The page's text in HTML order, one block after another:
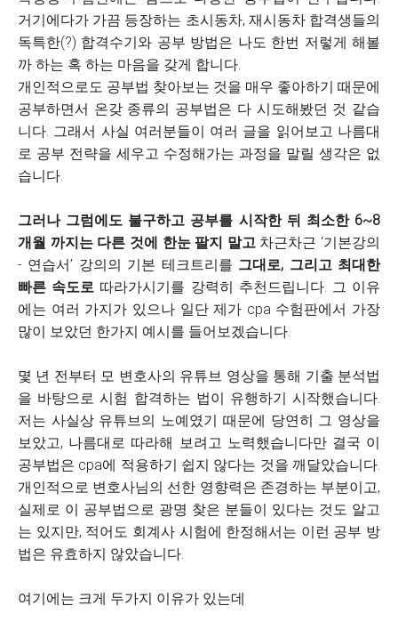
거기에다가 가끔 등장하는 초시동차, 재시동차 합격생들의
독특한(?) 합격수기와 공부 방법은 나도 한번 저렇게 해볼
까 하는 혹 하는 마음을 갖게 합니다.
개인적으로도 공부법 찾아보는 것을 매우 좋아하기 때문에
공부하면서 온갖 종류의 공부법은 다 시도해봤던 것 같습
니다. 그래서 사실 여러분들이 여러 글을 읽어보고 나름대
로 공부 전략을 세우고 수정해가는 과정을 말릴 생각은 없
습니다.
그러나 그럼에도 불구하고 공부를 시작한 뒤 최소한 6~8
개월 까지는 다른 것에 한눈 팔지 말고차근차근 ‘기본강의
- 연습서’ 강의의 기본 테크트리를 그대로, 그리고 최대한
빠른 속도로 따라가시기를 강력히 추천드립니다. 그 이유
에는 여러 가지가 있으나 일단 제가 cpa 수험판에서 가장
많이 보았던 한가지 예시를 들어보겠습니다.
몇 년 전부터 모 변호사의 유튜브 영상을 통해 기출 분석법
을 바탕으로 시험 합격하는 법이 유행하기 시작했습니다.
저는 사실상 유튜브의 노예였기 때문에 당연히 그 영상을
보았고, 나름대로 따라해 보려고 노력했습니다만 결국 이
공부법은 cpa에 적용하기 쉽지 않다는 것을 깨달았습니다.
개인적으로 변호사님의 선한 영향력은 존경하는 부분이고,
실제로 이 공부법으로 광명 찾은 분들이 있다는 것도 알고
는 있지만, 적어도 회계사 시험에 한정해서는 이런 공부 방
법은 유효하지 않았습니다.
여기에는 크게 두가지 이유가 있는데